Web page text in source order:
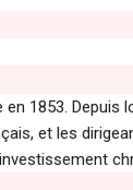
1853. Depuis
et les